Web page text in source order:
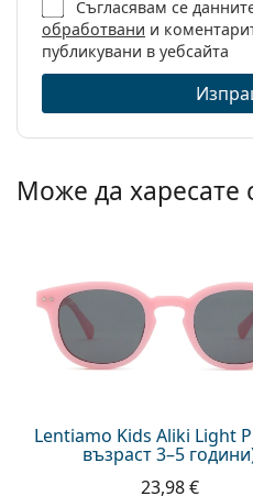
Съгласявам се
обработвани и
публикувани в уебсайта
Може да харесате
Lentiamo Kids Aliki Light
възраст 3–5
23,98 €